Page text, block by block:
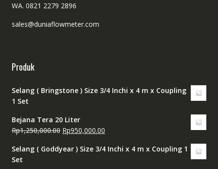
WA. 0821 2279 2896
sales@duniaflowmeter.com
Produk
Selang ( Bringstone ) Size 3/4 Inchi x 4 m x Coupling
1 Set
Bejana Tera 20 Liter
Rp1,250,000.00 Harga
adalah:
Rp950,000.00Harga
ini
Selang ( Goddyear ) Size 3/4 Inchi x 4 m x Coupling 1
Set